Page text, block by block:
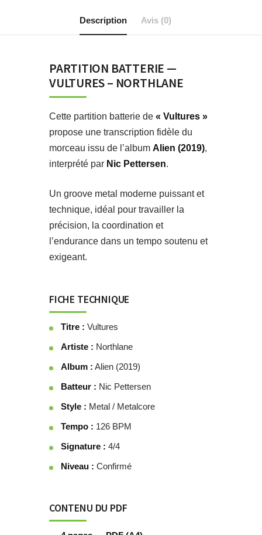
Description Avis (0)
PARTITION BATTERIE —
VULTURES – NORTHLANE
Cette partition batterie de « Vultures »
propose une transcription fidèle du
morceau issu de l’album Alien (2019),
interprété par Nic Pettersen.
Un groove metal moderne puissant et
technique, idéal pour travailler la
précision, la coordination et
l’endurance dans un tempo soutenu et
exigeant.
FICHE TECHNIQUE
Titre : Vultures
Artiste : Northlane
Album : Alien (2019)
Batteur : Nic Pettersen
Style : Metal / Metalcore
Tempo : 126 BPM
Signature : 4/4
Niveau : Confirmé
CONTENU DU PDF